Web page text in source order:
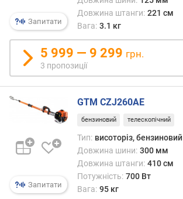
л
)
є
с
а
к
м
у
Запитати
Довжина штанги: 221 см
Вага: 3.1 кг
5 999 — 9 299 грн.
3 пропозиції
Запитати
GTM CZJ260AE
бензиновий телескопічний
Тип: висоторіз, бензиновий
Довжина шини: 300 мм
Довжина штанги: 410 см
Потужність: 700 Вт
Вага: 95 кг